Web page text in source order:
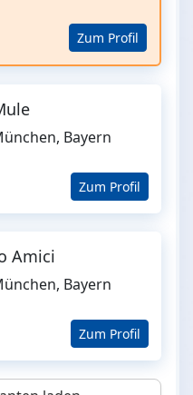
Zum Profil
Bayern
Zum Profil
Amici
Bayern
Zum Profil